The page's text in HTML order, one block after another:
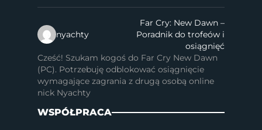
nyachty
Far Cry: New Dawn –
Poradnik do trofeów i
osiągnięć
Cześć! Szukam kogoś do Far Cry New Dawn
(PC). Potrzebuję odblokować osiągnięcie
wymagające zagrania z drugą osobą online
nick Nyachty
WSPÓŁPRACA